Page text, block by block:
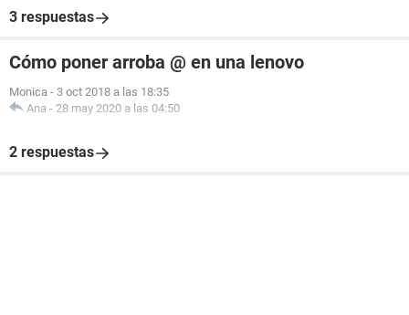
3 respuestas
Cómo poner arroba @ en una lenovo
Monica - 3 oct 2018 a las 18:35
Ana - 28 may 2020 a las 04:50
2 respuestas